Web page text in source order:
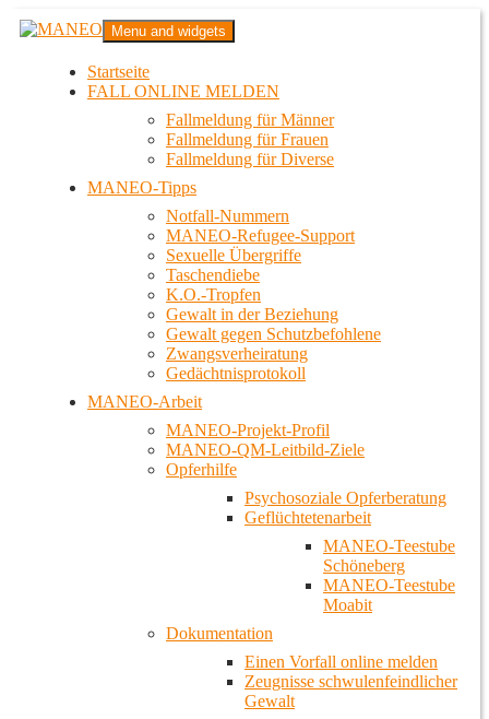
Zum
InhaltMANEO
Das schwule Anti-Gewalt-Projekt in Berlin
Menu and widgets
Startseite
FALL ONLINE MELDEN
Fallmeldung für Männer
Fallmeldung für Frauen
Fallmeldung für Diverse
MANEO-Tipps
Notfall-Nummern
MANEO-Refugee-Support
Sexuelle Übergriffe
Taschendiebe
K.O.-Tropfen
Gewalt in der Beziehung
Gewalt gegen Schutzbefohlene
Zwangsverheiratung
Gedächtnisprotokoll
MANEO-Arbeit
MANEO-Projekt-Profil
MANEO-QM-Leitbild-Ziele
Opferhilfe
Psychosoziale Opferberatung
Geflüchtetenarbeit
MANEO-Teestube
Schöneberg
MANEO-Teestube
Moabit
Dokumentation
Einen Vorfall online melden
Zeugnisse schwulenfeindlicher
Gewalt